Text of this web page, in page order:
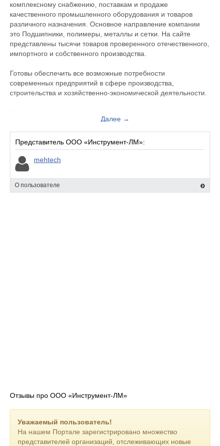
комплексному снабжению, поставкам и продаже
качественного промышленного оборудования и товаров
различного назначения. Основное направление компании
это Подшипники, полимеры, металлы и сетки. На сайте
представлены тысячи товаров проверенного отечественного,
импортного и собственного производства.
Готовы обеспечить все возможные потребности
современных предприятий в сфере производства,
строительства и хозяйственно-экономической деятельности.
производстве и разработке обеспечивает индивидуальный
подход при подборе товаров и решения задач наших
Клиентов.
• Товары высокого качества премиальных брендов
• Система скидок, рассрочка на приобретение
Далее →
Представитель ООО «Инструмент-ЛМ»:
mehtech
О пользователе
Отзывы про ООО «Инструмент-ЛМ»
Уважаемый пользователь!
На нашем Портале зарегистрировано множество
представителей организаций, отслеживающих новые